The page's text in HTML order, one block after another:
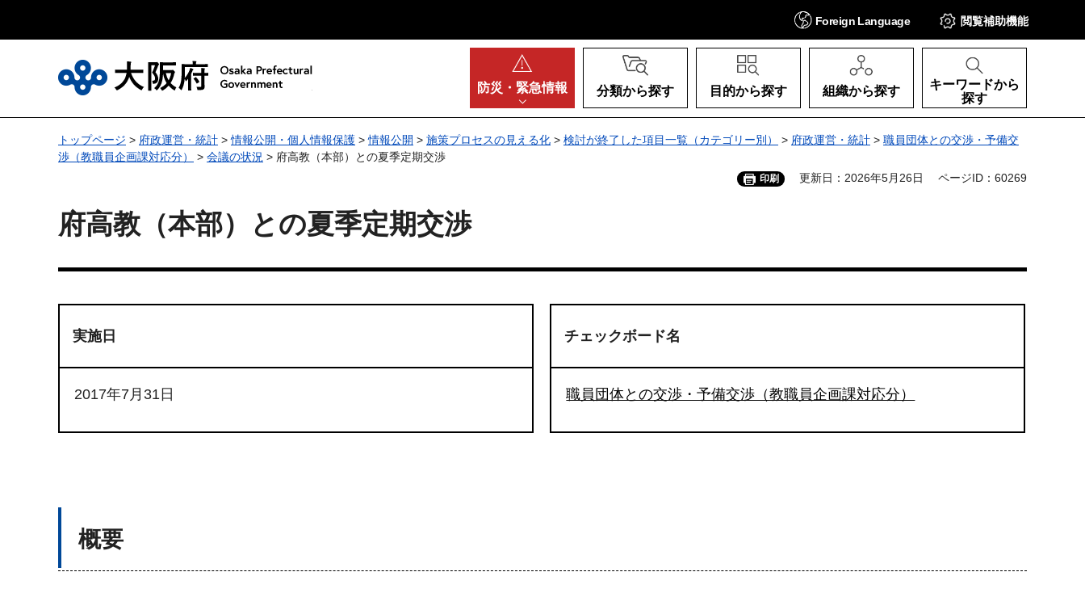
Foreign Language 閲覧補助機能
防災・ 緊急情報 分類から探す 目的から探す 組織から探す
キーワードから
探す
トップページ > 府政運営・統計 >情報公開・個人情報保護 >情報公開 > 施策プロセスの見える化 > 検討が終了した項目一覧（カテゴリー別） > 府政運営・統計 > 職員団体との交渉・予備交
渉（教職員企画課対応分）
> 会議の状況 > 府高教（本部）との夏季定期交渉
印刷 更新日：2026年5月26日 ページID：60269
府高教（本部）との夏季定期交渉
実施日
2017年7月31日
チェックボード名
職員団体との交渉・予備交渉（教職員企画課対応分）
概要